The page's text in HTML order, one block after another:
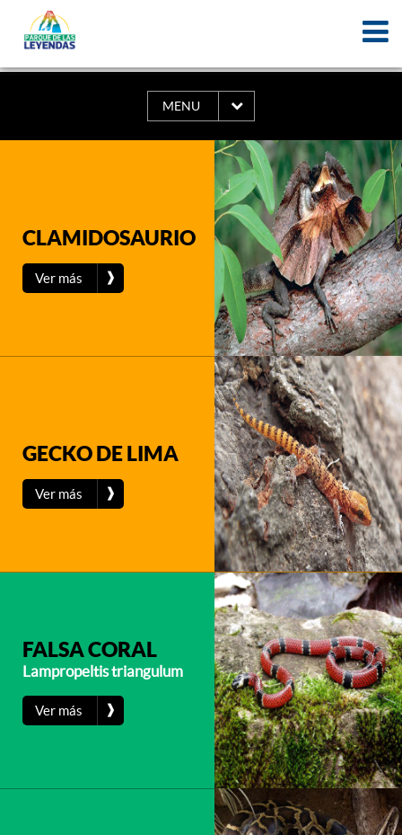
MENU
CLAMIDOSAURIO
Ver más ❱
GECKO DE LIMA
Ver más ❱
FALSA CORAL
Lampropeltis triangulum
Ver más ❱